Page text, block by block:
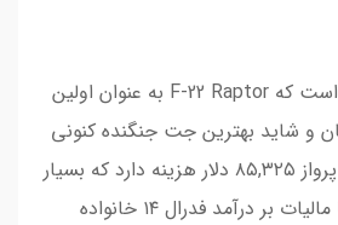
خبر نه چندان خوب این است که F-22 Raptor به عنوان اولین
و شاید بهترین جت جنگنده کنونی
جهان به ازای هر ساعت پرواز ۸۵,۳۲۵ دلار هزینه دارد که بسیار
بالاست. این عدد برابر با مالیات بر درآمد فدرال ۱۴ خانواده